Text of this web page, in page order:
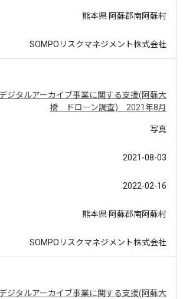
熊本県 阿蘇郡南阿蘇村
SOMPOリスクマネジメント株式会社
ジタルアーカイブ事業に関する支援(阿蘇大
橋 ドローン調査) 2021年8月
写真
2021-08-03
2022-02-16
熊本県 阿蘇郡南阿蘇村
SOMPOリスクマネジメント株式会社
ジタルアーカイブ事業に関する支援(阿蘇大